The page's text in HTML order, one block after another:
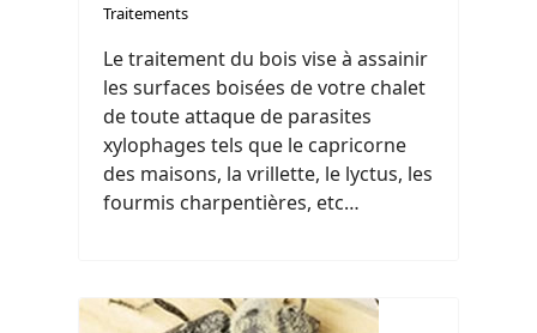
Traitements
Le traitement du bois vise à assainir
les surfaces boisées de votre chalet
de toute attaque de parasites
xylophages tels que le capricorne
des maisons, la vrillette, le lyctus, les
fourmis charpentières, etc…